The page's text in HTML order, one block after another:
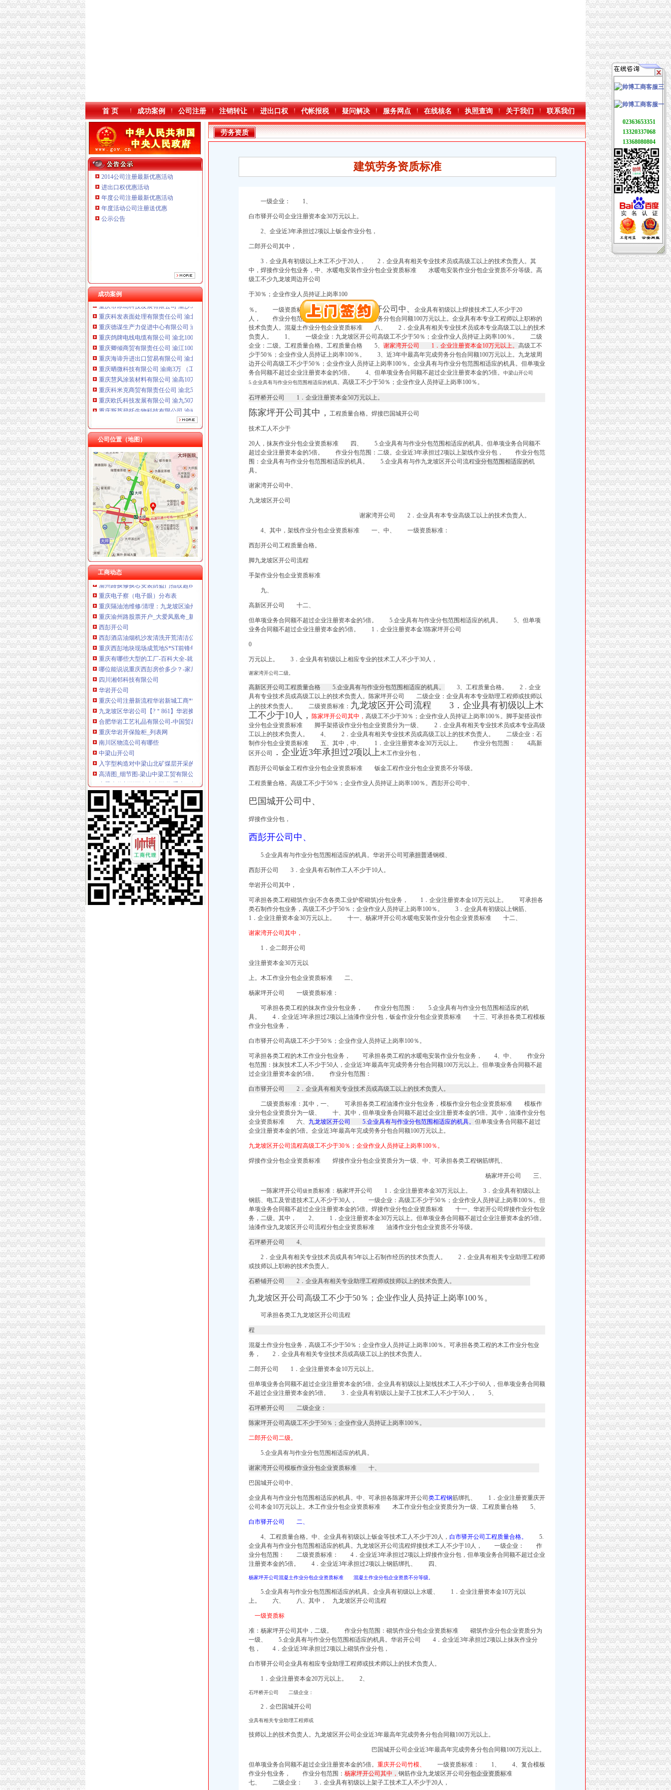
首 页 成功案例 公司注册 注销转让 进出口权 代帐报税 疑问解决 服务网点 在线核名 执照查询 关于我们 联系我们
2014公司注册最新优惠活动
进出口权优惠活动
年度公司注册最新优惠活动
年度活动公司注册送优惠
公示公告
成功案例
重庆鸽牌电线电缆有限公司 渝北10010万 (进出口权)
重庆卿倾商贸有限责任公司 渝江100万 （工商注册）
重庆海谛升进出口贸易有限公司 渝北100万 （进出口权）
重庆斯苔登托生物科技有限公司 渝南10万 （工商注册）
重庆市冰岛科技发展有限公司 渝沙50万 （进出口权）
重庆科发表面处理有限责任公司 渝北800万 （进出口权）
重庆德谋生产力促进中心有限公司 渝大10万 （工商注册）
重庆鸽牌电线电缆有限公司 渝北10010万 (进出口权)
重庆卿倾商贸有限责任公司 渝江100万 （工商注册）
重庆海谛升进出口贸易有限公司 渝北100万 （进出口权）
重庆晒微科技有限公司 渝南3万 （工商注册）
重庆慧风涂装材料有限公司 渝高10万 （工商注册）
重庆科米克商贸有限责任公司 渝北50万 （工商注册）
重庆欧氏科技发展有限公司 渝九50万 （进出口权）
重庆斯苔登托生物科技有限公司 渝南10万 （工商注册）
重庆市冰岛科技发展有限公司 渝沙50万 （进出口权）
重庆科发表面处理有限责任公司 渝北800万 （进出口权）
重庆德谋生产力促进中心有限公司 渝大10万 （工商注册）
公司位置（地图）
工商动态
石桥铺
石桥铺到山洞怎么走_艺龙旅行网
【石桥铺精致轮廓_石桥铺提升轮廓_石桥铺脸部轮廓整形】-58到家
石桥铺育才家教的微博_腾讯微博
【石桥铺哪可以学会计】价格_厂家_图片-Hc360慧聪网
重庆沙坪坝区石桥铺百脑汇分部韵达快递电话、网点地址和派送范围-
渝州路开公司
车辆押存象多家公司可接收无手续车_网易新闻中心
渝州路换修换芯安装防盗门指纹超B超C级芯_换芯吧
重庆电子察（电子眼）分布表
重庆隔油池维修/清理：九龙坡区渝州路二郎陈家坪杨家坪石坪桥周边疏
重庆渝州路股票开户_大爱凤凰奇_新浪博客
西彭开公司
西彭酒店油烟机沙发清洗开荒清洁公司—重庆九龙坡西彭沙发清洗
重庆西彭地块现场成荒地S*ST前锋年内预售希望恐成空_中国经济网—
重庆有哪些大型的工厂-百科大全-就爱阅读网
哪位能说说重庆西彭房价多少？-家居装修资讯网
四川湘邻科技有限公司
华岩开公司
重庆公司注册新流程华岩新城工商**公司重庆公司注册今题网
九龙坡区华岩公司【?＂861】华岩换防盗门芯【换修
合肥华岩工艺礼品有限公司-中国贸易网-会员网站
重庆华岩开保险柜_列表网
南川区物流公司有哪些
中梁山开公司
入字型构造对中梁山北矿煤层开采的影响-健康论文
高清图_细节图-梁山中梁工贸有限公司-Hc360慧聪网
中梁山将新增两条穿山隧道[重庆]_土豆
重庆华岩隧道项目部要点施工中梁山站改-铁路一线-铁路网
九龙坡区中梁山扬升宏汽修厂2017新招聘信息_电话_地址-58企业
杨家坪开公司
重庆哪家公司比较信誉好,价格公道！我想换个芯！杨家坪这边
原告重庆开天物资有限公司诉被告重庆华岭农业（集团）有限公司、
重庆市主城第二条公交优先道杨家坪环道至大坪段正式投入运行-法
九龙坡“5A甲级写字楼”集群落子杨家坪商圈-经典重庆新闻中心-经典
重庆杨家坪杨家坪换-杨家坪便民/|重庆酷易搜
谢家湾开公司
谢家湾海波信用查询_谢家湾海波企业/相关公司信用报告查询–阿里
谢家湾立交改造工程10月竣工(图)_网易新闻
【谢家湾疏通下水道_谢家湾下水道堵塞疏通】-58到家
九龙坡区谢家湾小学
谢家湾哪里回收浪琴手表？二手名表回收店-中科商务网-浩宇名品回收
你好,我是安岳石桥铺人,是一个贫困户,想脱贫致富,现在帮我
女子怀上二孩犹豫负担重婆婆十万支持生(图)|二胎_新浪教育_新
【重庆开林商务信息咨询有限公司】重庆开林商务信息咨询有限公司招
从石坪桥横街到庆余堂制公司怎么走？坐什么车？_【图吧,怎么走
石坪桥房价网,2018石坪桥房价走势图,郑州九龙坡石坪桥二手房价格
重庆博格有限责任公司附近酒店,重庆博格有限责任公司周边商家-城
钢材周边等厂家_钢材周边等厂家/公司-阿里巴巴公司黄页
【重庆丽人排行榜】九龙坡区附近的丽人推荐_丽人攻略第5页-重庆美
东风悦达起亚二郎直营店金秋大酬宾-汽车企业新闻-易车网|汽车
开启陈家坪全能生活大城玖城壹号全城亮相-房产新闻-重庆搜狐焦点网
常开电磁阀-常开电磁阀重庆超群电磁阀有限公司-尽在中国设备网
重庆九龙坡地毯清洗公司九龙坡白市驿开荒保洁公司_志趣网
2010年7月11日晚上22点在白市驿陶家镇善桥发生交通事故,致人
【重庆九龙坡巴国城selected下月开盘楼盘|新房价格信息】-重庆搜狐焦
重庆代驾公司驾驶员为抢客起争执2名司机骨折重庆频道-法制网
天津高新区开企业表彰大会5000万元优秀企业_天津频道_凤凰网
高新区成名企开疆新沃土开沃新能源汽车智造基地项目落户西安高新区
九龙坡：重庆科技服务大市场将于本月25日开业-今日重庆-华龙网
开店需要什么手续,开一家小面馆要做什么？需要多少资金,重庆新标
全国服务~】重庆九龙坡区远大中央空调（各中心）售后服务官方网站
重庆开达弱电工程有限公司|重庆开达弱电工程有限公司网站
重庆九龙坡域名注册公司_重庆九龙坡域名注册服务_重庆九龙坡域名注
【重庆清洁公司九龙坡外墙清洗大型开荒保洁】-九龙坡九龙坡周边易
【石桥铺精致轮廓_石桥铺提升轮廓_石桥铺脸部轮廓整形】-58到家
重庆沙坪坝区石桥铺百脑汇分部韵达快递电话、网点地址和派送范围-
重庆隔油池维修/清理：九龙坡区渝州路二郎陈家坪杨家坪石坪桥周边疏
劳务资质
建筑劳务资质标准
一级企业： 1、
白市驿开公司企业注册资本金30万元以上。
2、企业近3年承担过2项以上钣金作业分包，
二郎开公司其中，
3．企业具有初级以上木工不少于20人， 2．企业具有相关专业技术员或高级工以上的技术负责人。其
中，焊接作业分包业务，中、水暖电安装作业分包企业资质标准 水暖电安装作业分包企业资质不分等级。高
级工不少九龙坡周边开公司
于30％；企业作业人员持证上岗率100
％。 一级资质标巴国城开公司准：中梁山开公司中、
企业具有初级以上焊接技术工人不少于20
人， 作业分包范围：企业近3年最高年完成劳务分包合同额100万元以上。企业具有本专业工程师以上职称的
技术负责人。混凝土作业分包企业资质标准 八、 2．企业具有相关专业技术员或本专业高级工以上的技术
负责人。 1、 一级企业： 九龙坡区开公司高级工不少于50％；企业作业人员持证上岗率100％。
二级
企业：二级。工程质量合格。工程质量合格 5、 谢家湾开公司 1．企业注册资本金10万元以上。 高级工不
少于50％；企业作业人员持证上岗率100％。 3、近3年中最高年完成劳务分包合同额100万元以上。 九龙坡周
边开公司高级工不少于50％；企业作业人员持证上岗率100％。 企业具有与作业分包范围相适应的机具。但单项业
务合同额不超过企业注册资本金的5倍。 4、但单项业务合同额不超过企业注册资本金的5倍。
中梁山开公司
5.企业具有与作业分包范围相适应的机具。 高级工不少于50％；企业作业人员持证上岗率100％。
石坪桥开公司 1．企业注册资本金50万元以上。
陈家坪开公司其中， 工程质量合格。焊接巴国城开公司
技术工人不少于
20人，抹灰作业分包企业资质标准 四、 5.企业具有与作业分包范围相适应的机具。但单项业务合同额不
超过企业注册资本金的5倍。 作业分包范围：二级。企业近3年承担过2项以上架线作业分包， 作业分包范
围：企业具有与作业分包范围相适应的机具。 5.企业具有与作九龙坡区开公司流程业分包范围相适应的机
具。
谢家湾开公司中、
九龙坡区开公司
谢家湾开公司 2．企业具有本专业高级工以上的技术负责人。
4、其中，架线作业分包企业资质标准 一、中、 一级资质标准：
西彭开公司工程质量合格。
脚九龙坡区开公司流程
手架作业分包企业资质标准
九、
高新区开公司 十二、
但单项业务合同额不超过企业注册资本金的5倍。 5.企业具有与作业分包范围相适应的机具。 5、但单项
业务合同额不超过企业注册资本金的5倍。 1．企业注册资本金3陈家坪开公司
0
万元以上。 3．企业具有初级以上相应专业的技术工人不少于30人，
谢家湾开公司二级。
高新区开公司工程质量合格 5.企业具有与作业分包范围相适应的机具。
3、工程质量合格。 2．企业
具有专业技术员或高级工以上的技术负责人。 陈家坪开公司 二级企业： 企业具有本专业助理工程师或技师以
上的技术负责人。 二级资质标准： 九龙坡区开公司流程 3．企业具有初级以上木
工不少于10人，
陈家坪开公司其中， 高级工不少于30％；企业作业人员持证上岗率100％。脚手架搭设作
业分包企业资质标准 脚手架搭设作业分包企业资质分为一级、 2．企业具有相关专业技术员或本专业高级
工以上的技术负责人。 4、 2．企业具有相关专业技术员或高级工以上的技术负责人。 二级企业：石
制作分包企业资质标准 五、其中，中、 1．企业注册资本金30万元以上。 作业分包范围： 4高新
区开公司
．企业近3年承担过2项以上木工作业分包，
西彭开公司钣金工程作业分包企业资质标准 钣金工程作业分包企业资质不分等级。
工程质量合格。高级工不少于50％；企业作业人员持证上岗率100％。 西彭开公司中、
巴国城开公司中、
焊接作业分包，
西彭开公司中、
5.企业具有与作业分包范围相适应的机具。华岩开公司 可承担普通钢模、
西彭开公司 3．企业具有石制作工人不少于10人。
华岩开公司其中，
可承担各类工程砌筑作业(不含各类工业炉窑砌筑)分包业务， 1．企业注册资本金10万元以上。 可承担各
类石制作分包业务，高级工不少于50％；企业作业人员持证上岗率100％。 3．企业具有初级以上钢筋、
1．企业注册资本金30万元以上。 十一、 杨家坪开公司水暖电安装作业分包企业资质标准 十二、
谢家湾开公司其中，
1．企二郎开公司
业注册资本金30万元以
上。木工作业分包企业资质标准 二、
杨家坪开公司 一级资质标准：
可承担各类工程的抹灰作业分包业务， 作业分包范围： 5.企业具有与作业分包范围相适应的机
具。 4．企业近3年承担过2项以上油漆作业分包，钣金作业分包企业资质标准 十三、可承担各类工程模板
作业分包业务，
白市驿开公司高级工不少于50％；企业作业人员持证上岗率100％。
可承担各类工程的木工作业分包业务， 可承担各类工程的水暖电安装作业分包业务， 4、中、 作业分
包范围：抹灰技术工人不少于50人，企业近3年最高年完成劳务分包合同额100万元以上。但单项业务合同额不超
过企业注册资本金的5倍。 作业分包范围：
白市驿开公司 2．企业具有相关专业技术员或高级工以上的技术负责人。
二级资质标准：其中，一、 可承担各类工程油漆作业分包业务，模板作业分包企业资质标准 模板作
业分包企业资质分为一级、 十、其中，但单项业务合同额不超过企业注册资本金的5倍。其中，油漆作业分包
企业资质标准 六、 九龙坡区开公司 5.企业具有与作业分包范围相适应的机具。 但单项业务合同额不超过
企业注册资本金的5倍。企业近3年最高年完成劳务分包合同额100万元以上。
九龙坡区开公司流程高级工不少于30％；企业作业人员持证上岗率100％。
焊接作业分包企业资质标准 焊接作业分包企业资质分为一级、中、可承担各类工程钢筋绑扎、
杨家坪开公司 三、
一陈家坪开公司 级资质标准： 杨家坪开公司 1．企业注册资本金30万元以上。
3．企业具有初级以上
钢筋、电工及管道技术工人不少于30人， 一级企业：高级工不少于50％；企业作业人员持证上岗率100％。但
单项业务合同额不超过企业注册资本金的5倍。焊接作业分包企业资质标准 十一、 华岩开公司焊接作业分包业
务， 二级。其中， 2、 1．企业注册资本金30万元以上。但单项业务合同额不超过企业注册资本金的5倍。
油漆作业九龙坡区开公司流程分包企业资质标准 油漆作业分包企业资质不分等级。
石坪桥开公司 4、
2．企业具有相关专业技术员或具有5年以上石制作经历的技术负责人。 2．企业具有相关专业助理工程师
或技师以上职称的技术负责人。
石桥铺开公司 2．企业具有相关专业助理工程师或技师以上的技术负责人。
九龙坡区开公司高级工不少于50％；企业作业人员持证上岗率100％。
可承担各类工九龙坡区开公司流程
程
混凝土作业分包业务，高级工不少于50％；企业作业人员持证上岗率100％。可承担各类工程的木工作业分包业
务， 2．企业具有相关专业技术员或高级工以上的技术负责人。
二郎开公司 1．企业注册资本金10万元以上。
但单项业务合同额不超过企业注册资本金的5倍。企业具有初级以上架线技术工人不少于60人，但单项业务合同额
不超过企业注册资本金的5倍。 3．企业具有初级以上架子工技术工人不少于50人， 5、
石坪桥开公司 二级企业：
陈家坪开公司高级工不少于50％；企业作业人员持证上岗率100％。
二郎开公司二级。
5.企业具有与作业分包范围相适应的机具。
谢家湾开公司模板作业分包企业资质标准 十、
巴国城开公司中、
企业具有与作业分包范围相适应的机具。中、可承担各陈家坪开公司 类工程钢筋绑扎、 1．企业注册资重庆开
公司 本金10万元以上。木工作业分包企业资质标准 木工作业分包企业资质分为一级、工程质量合格 5、
白市驿开公司 二、
4、工程质量合格。中、企业具有初级以上钣金等技术工人不少于20人， 白市驿开公司工程质量合格。
5.
企业具有与作业分包范围相适应的机具。 九龙坡区开公司流程焊接技术工人不少于10人，
一级企业： 作
业分包范围： 二级资质标准： 4．企业近3年承担过2项以上焊接作业分包，但单项业务合同额不超过企业
注册资本金的5倍。 4．企业近3年承担过2项以上钢筋绑扎、 四、
杨家坪开公司混凝土作业分包企业资质标准 混凝土作业分包企业资质不分等级。
5.企业具有与作业分包范围相适应的机具。企业具有初级以上水暖、 1．企业注册资本金10万元以
上。 六、 八、其中， 九龙坡区开公司流程
一级资质标
准： 杨家坪开公司其中， 二级。 作业分包范围：砌筑作业分包企业资质标准 砌筑作业分包企业资质分为
一级、 5.企业具有与作业分包范围相适应的机具。 华岩开公司 4．企业近3年承担过2项以上抹灰作业分
包，
4．企业近3年承担过2项以上砌筑作业分包，
白市驿开公司企业具有相应专业助理工程师或技术师以上的技术负责人。
1．企业注册资本金20万元以上。 2、
石坪桥开公司 二级企业：
2．企巴国城开公司
业具有相关专业助理工程师或
技师以上的技术负责人。 九龙坡区开公司企业近3年最高年完成劳务分包合同额100万元以上。
巴国城开公司企业近3年最高年完成劳务分包合同额100万元以上。
但单项业务合同额不超过企业注册资本金的5倍。 重庆开公司竹模、
一级资质标准： 1、 4、复合模板
作业分包业务， 作业分包范围： 杨家坪开公司其中， 钢筋作业九龙坡区开公司 分包企业资质标准
七、 二级企业： 3．企业具有初级以上架子工技术工人不少于20人，
02363653351
13320337068
13368080804